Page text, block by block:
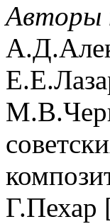
Авторы
Г.Пехар